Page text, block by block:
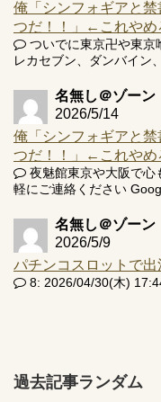
俺「シンフォギアと
つだ！！」←これやめ
ついでに東京卍や東京
レカセブン、ダンバイン
名無し＠ゾーン
2026/5/14
俺「シンフォギアと
つだ！！」←これやめ
夜魅館東京や大阪で心
軽にご連絡ください
名無し＠ゾーン
2026/5/9
パチンコスロットで出
8: 2026/04/30(木)
過去記事ランダム